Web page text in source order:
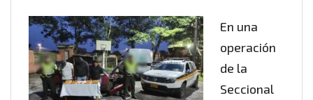
En una
operación
de la
Seccional